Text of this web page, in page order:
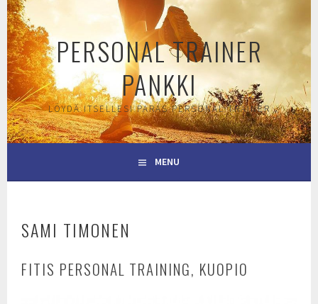
Skip
to
content
PERSONAL TRAINER
PANKKI
LÖYDÄ ITSELLESI PARAS PERSONAL TRAINER
MENU
SAMI TIMONEN
FITIS PERSONAL TRAINING, KUOPIO